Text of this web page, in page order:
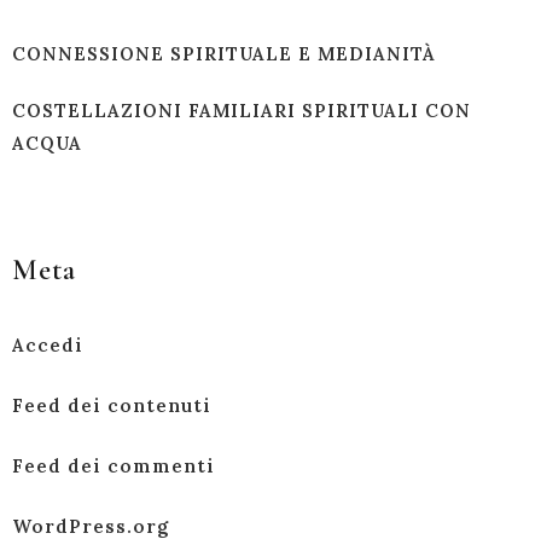
CONNESSIONE SPIRITUALE E MEDIANITÀ
COSTELLAZIONI FAMILIARI SPIRITUALI CON
ACQUA
Meta
Accedi
Feed dei contenuti
Feed dei commenti
WordPress.org